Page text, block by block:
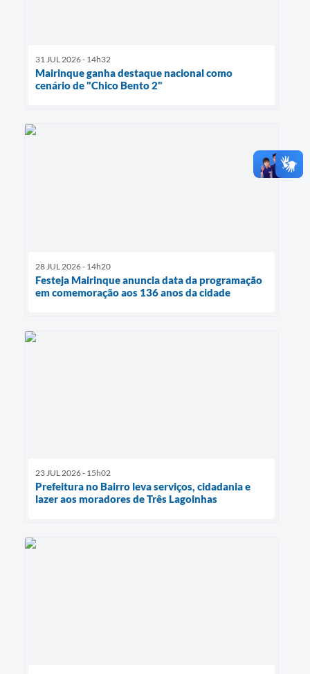
31 JUL 2026 - 14h32
Mairinque ganha destaque nacional como
cenário de "Chico Bento 2"
28 JUL 2026 - 14h20
Festeja Mairinque anuncia data da programação
em comemoração aos 136 anos da cidade
23 JUL 2026 - 15h02
Prefeitura no Bairro leva serviços, cidadania e
lazer aos moradores de Três Lagoinhas